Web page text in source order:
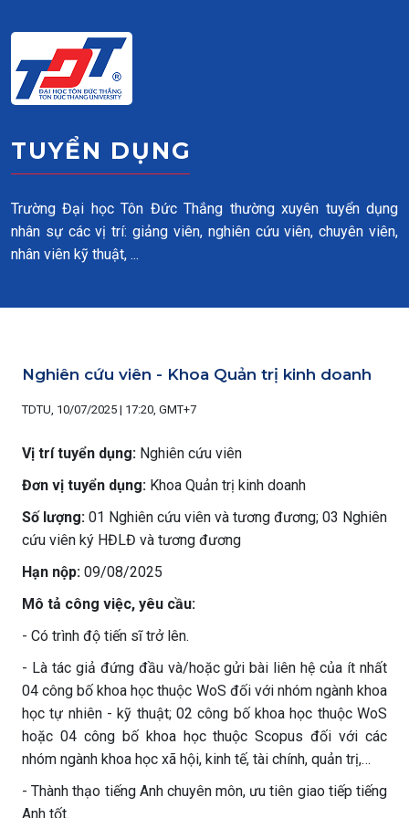
TUYỂN DỤNG
Trường Đại học Tôn Đức Thắng thường xuyên tuyển dụng
nhân sự các vị trí: giảng viên, nghiên cứu viên, chuyên viên,
nhân viên kỹ thuật, ...
Nghiên cứu viên - Khoa Quản trị kinh doanh
TDTU, 10/07/2025 | 17:20, GMT+7
Vị trí tuyển dụng: Nghiên cứu viên
Đơn vị tuyển dụng: Khoa Quản trị kinh doanh
Số lượng: 01 Nghiên cứu viên và tương đương; 03 Nghiên
cứu viên ký HĐLĐ và tương đương
Hạn nộp: 09/08/2025
Mô tả công việc, yêu cầu:
- Có trình độ tiến sĩ trở lên.
- Là tác giả đứng đầu và/hoặc gửi bài liên hệ của ít nhất
04 công bố khoa học thuộc WoS đối với nhóm ngành khoa
học tự nhiên - kỹ thuật; 02 công bố khoa học thuộc WoS
hoặc 04 công bố khoa học thuộc Scopus đối với các
nhóm ngành khoa học xã hội, kinh tế, tài chính, quản trị,…
- Thành thạo tiếng Anh chuyên môn, ưu tiên giao tiếp tiếng
Anh tốt.